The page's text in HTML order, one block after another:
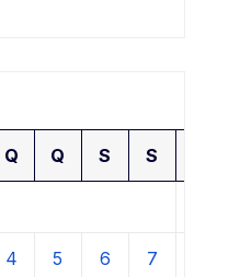
Q Q S S
4 5 6 7